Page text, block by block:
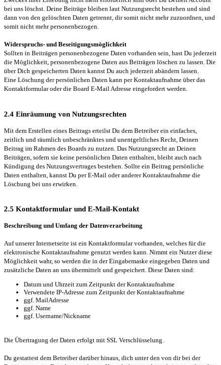
bei uns löschst. Deine Beiträge bleiben laut Nutzungsrecht bestehen und sind
dann von den gelöschten Daten getrennt, dir somit nicht mehr zuzuordnen, und
somit nicht mehr personenbezogen.
Widerspruchs- und Beseitigungsmöglichkeit
Sollten in Beiträgen personenbezogene Daten vorhanden sein, hast Du jederzeit
die Möglichkeit, personenbezogene Daten aus Beiträgen löschen zu lassen. Die
über Dich gespeicherten Daten kannst Du auch jederzeit abändern lassen.
Eine Löschung der persönlichen Daten kann per Kontaktaufnahme über das
Kontaktformular oder die Board E-Mail Adresse eingefordert werden.
2.4 Einräumung von Nutzungsrechten
Mit dem Erstellen eines Beitrags erteilst Du dem Betreiber ein einfaches,
zeitlich und räumlich unbeschränktes und unentgeltliches Recht, Deinen
Beitrag im Rahmen des Boards zu nutzen. Das Nutzungsrecht an Deinen
Beiträgen, sofern sie keine persönlichen Daten enthalten, bleibt auch nach
Kündigung des Nutzungsvertrages bestehen. Sollte ein Beitrag persönliche
Daten enthalten, kannst Du per E-Mail oder anderer Kontaktaufnahme die
Löschung bei uns erwirken.
2.5 Kontaktformular und E-Mail-Kontakt
Beschreibung und Umfang der Datenverarbeitung
Auf unserer Internetseite ist ein Kontaktformular vorhanden, welches für die
elektronische Kontaktaufnahme genutzt werden kann. Nimmt ein Nutzer diese
Möglichkeit wahr, so werden die in der Eingabemaske eingegeben Daten und
zusätzliche Daten an uns übermittelt und gespeichert. Diese Daten sind:
Datum und Uhrzeit zum Zeitpunkt der Kontaktaufnahme
Verwendete IP-Adresse zum Zeitpunkt der Kontaktaufnahme
ggf. MailAdresse
ggf. Name
ggf. Username/Nickname
Die Übertragung der Daten erfolgt mit SSL Verschlüsselung.
Du gestattest dem Betreiber darüber hinaus, dich unter den von dir bei der